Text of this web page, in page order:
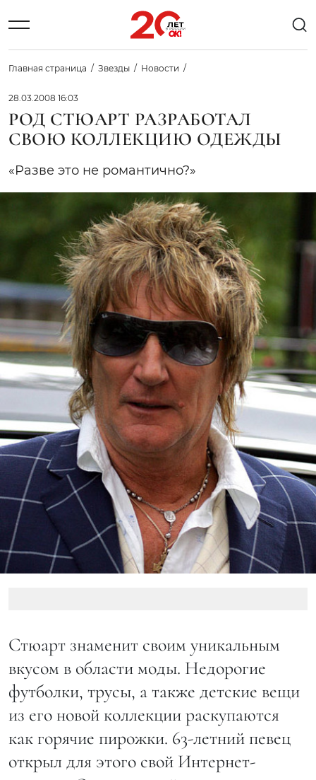
Главная страница Звезды Новости
28.03.2008 16:03
РОД СТЮАРТ РАЗРАБОТАЛ
СВОЮ КОЛЛЕКЦИЮ ОДЕЖДЫ
«Разве это не романтично?»
Стюарт знаменит своим уникальным
вкусом в области моды. Недорогие
футболки, трусы, а также детские вещи
из его новой коллекции раскупаются
как горячие пирожки. 63-летний певец
открыл для этого свой Интернет-